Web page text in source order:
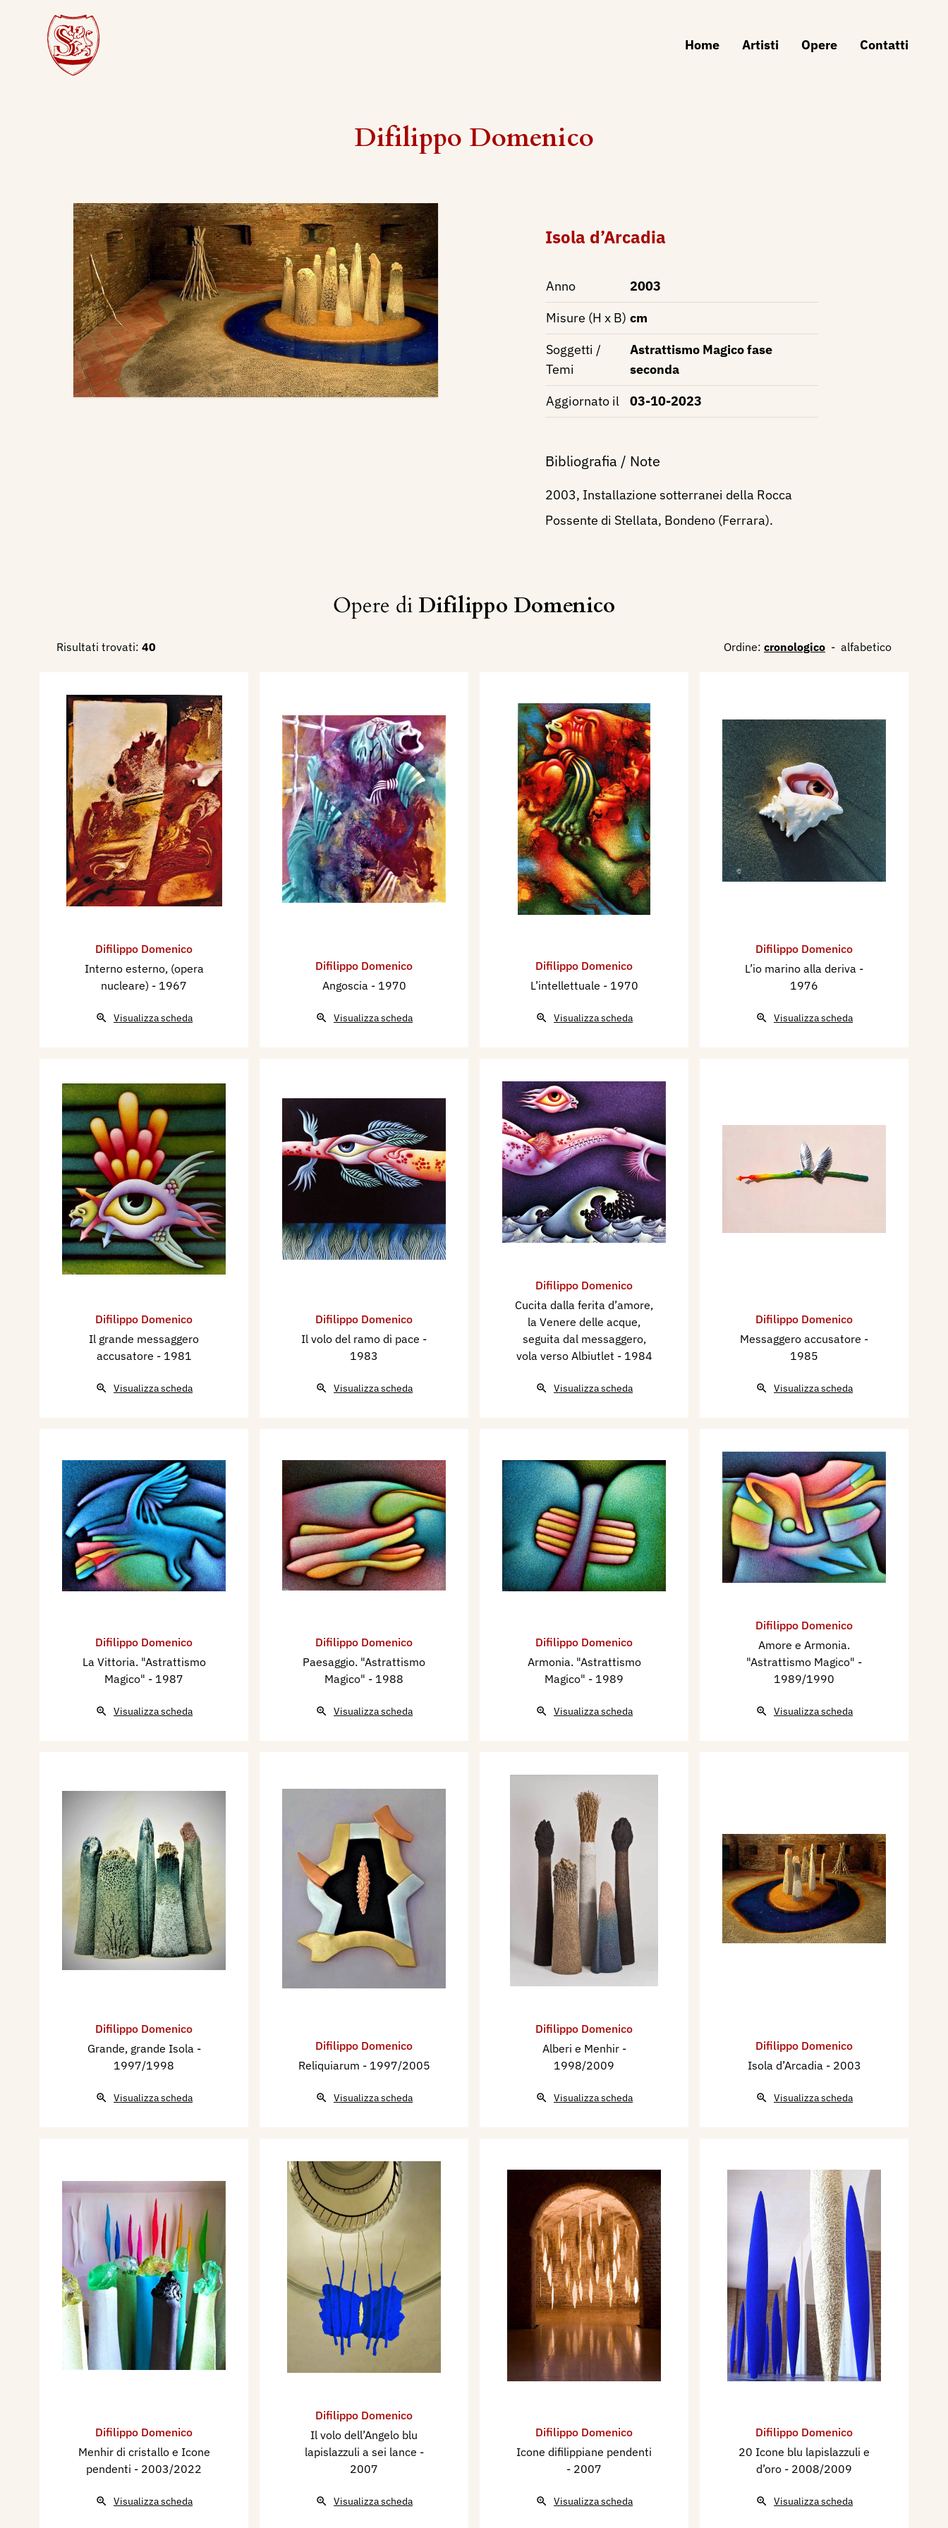
Home Artisti Opere Contatti
Difilippo Domenico
Isola d’Arcadia
Anno
2003
Misure (H x B) cm
Soggetti /
Temi
Astrattismo Magico fase
seconda
Aggiornato il
03-10-2023
Bibliografia / Note
2003, Installazione sotterranei della Rocca
Possente di Stellata, Bondeno (Ferrara).
Opere diDifilippo Domenico
Risultati trovati: 40 Ordine: cronologico - alfabetico
Difilippo Domenico
Interno esterno, (opera
nucleare) - 1967
Visualizza scheda
Difilippo Domenico
Angoscia - 1970
Visualizza scheda
Difilippo Domenico
L’intellettuale - 1970
Visualizza scheda
Difilippo Domenico
L’io marino alla deriva -
1976
Visualizza scheda
Difilippo Domenico
Il grande messaggero
accusatore - 1981
Visualizza scheda
Difilippo Domenico
Il volo del ramo di pace -
1983
Visualizza scheda
Difilippo Domenico
Cucita dalla ferita d’amore,
la Venere delle acque,
seguita dal messaggero,
vola verso Albiutlet - 1984
Visualizza scheda
Difilippo Domenico
Messaggero accusatore -
1985
Visualizza scheda
Difilippo Domenico
La Vittoria. "Astrattismo
Magico" - 1987
Visualizza scheda
Difilippo Domenico
Paesaggio. "Astrattismo
Magico" - 1988
Visualizza scheda
Difilippo Domenico
Armonia. "Astrattismo
Magico" - 1989
Visualizza scheda
Difilippo Domenico
Amore e Armonia.
"Astrattismo Magico" -
1989/1990
Visualizza scheda
Difilippo Domenico
Grande, grande Isola -
1997/1998
Visualizza scheda
Difilippo Domenico
Reliquiarum - 1997/2005
Visualizza scheda
Difilippo Domenico
Alberi e Menhir -
1998/2009
Visualizza scheda
Difilippo Domenico
Isola d’Arcadia - 2003
Visualizza scheda
Difilippo Domenico
Menhir di cristallo e Icone
pendenti - 2003/2022
Visualizza scheda
Difilippo Domenico
Il volo dell’Angelo blu
lapislazzuli a sei lance -
2007
Visualizza scheda
Difilippo Domenico
Icone difilippiane pendenti
- 2007
Visualizza scheda
Difilippo Domenico
20 Icone blu lapislazzuli e
d’oro - 2008/2009
Visualizza scheda